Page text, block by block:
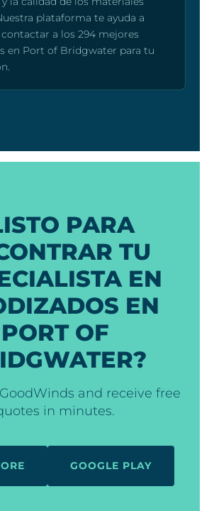
plataforma te ayuda a
a los 294 mejores
en Port of Bridgwater para tu
PARA
TU
EN
EN
PORT OF
and receive free
in minutes.
GOOGLE PLAY